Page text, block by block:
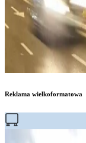
Reklama wielkoformatowa